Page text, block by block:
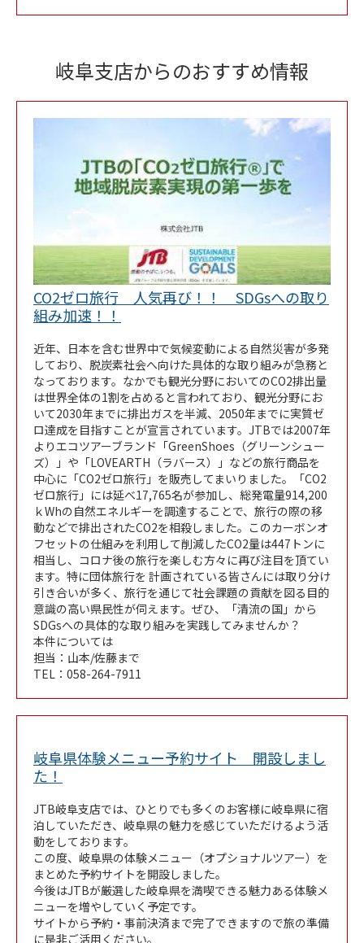
岐阜支店からのおすすめ情報
CO2ゼロ旅行 人気再び！！ SDGsへの取り
組み加速！！
近年、日本を含む世界中で気候変動による自然災害が多発
しており、脱炭素社会へ向けた具体的な取り組みが急務と
なっております。なかでも観光分野においてのCO2排出量
は世界全体の1割を占めると言われており、観光分野にお
いて2030年までに排出ガスを半減、2050年までに実質ゼ
ロ達成を目指すことが宣言されています。JTBでは2007年
よりエコツアーブランド「GreenShoes（グリーンシュー
ズ）」や「LOVEARTH（ラバース）」などの旅行商品を
中心に「CO2ゼロ旅行」を販売してまいりました。「CO2
ゼロ旅行」には延べ17,765名が参加し、総発電量914,200
ｋWhの自然エネルギーを調達することで、旅行の際の移
動などで排出されたCO2を相殺しました。このカーボンオ
フセットの仕組みを利用して削減したCO2量は447トンに
相当し、コロナ後の旅行を楽しむ方々に再び注目を頂てい
ます。特に団体旅行を 計画されている皆さんには取り分け
引き合いが多く、旅行を通じて社会課題の貢献を図る目的
意識の高い県民性が伺えます。ぜひ、「清流の国」から
SDGsへの具体的な取り組みを実践してみませんか？
本件については
担当：山本/佐藤まで
TEL：058-264-7911
岐阜県体験メニュー予約サイト 開設しまし
た！
JTB岐阜支店では、ひとりでも多くのお客様に岐阜県に宿
泊していただき、岐阜県の魅力を感じていただけるよう活
動をしております。
この度、岐阜県の体験メニュー（オプショナルツアー）を
まとめた予約サイトを開設しました。
今後はJTBが厳選した岐阜県を満喫できる魅力ある体験メ
ニューを増やしていく予定です。
サイトから予約・事前決済まで完了できますので旅の準備
に是非ご活用ください。